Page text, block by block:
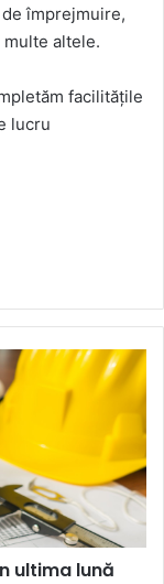
împrejmuire,
altele.
facilitățile
lucru
ultima lună